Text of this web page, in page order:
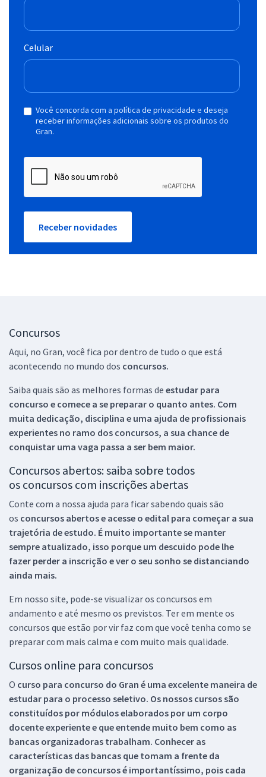
Celular
Você concorda com a política de privacidade e deseja
receber informações adicionais sobre os produtos do
Gran.
Receber novidades
Concursos
Aqui, no Gran, você fica por dentro de tudo o que está
acontecendo no mundo dos concursos.
Saiba quais são as melhores formas de estudar para
concurso e comece a se preparar o quanto antes. Com
muita dedicação, disciplina e uma ajuda de profissionais
experientes no ramo dos concursos, a sua chance de
conquistar uma vaga passa a ser bem maior.
Concursos abertos: saiba sobre todos
os concursos com inscrições abertas
Conte com a nossa ajuda para ficar sabendo quais são
os concursos abertos e acesse o edital para começar a sua
trajetória de estudo. É muito importante se manter
sempre atualizado, isso porque um descuido pode lhe
fazer perder a inscrição e ver o seu sonho se distanciando
ainda mais.
Em nosso site, pode-se visualizar os concursos em
andamento e até mesmo os previstos. Ter em mente os
concursos que estão por vir faz com que você tenha como se
preparar com mais calma e com muito mais qualidade.
Cursos online para concursos
O curso para concurso do Gran é uma excelente maneira de
estudar para o processo seletivo. Os nossos cursos são
constituídos por módulos elaborados por um corpo
docente experiente e que entende muito bem como as
bancas organizadoras trabalham. Conhecer as
características das bancas que tomam a frente da
organização de concursos é importantíssimo, pois cada